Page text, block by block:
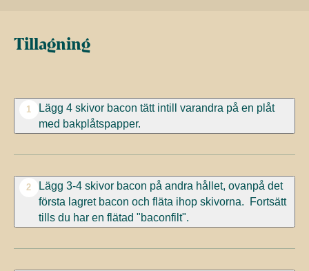
Tillagning
1
Lägg 4 skivor bacon tätt intill varandra på en plåt
med bakplåtspapper.
2
Lägg 3-4 skivor bacon på andra hållet, ovanpå det
första lagret bacon och fläta ihop skivorna. Fortsätt
tills du har en flätad "baconfilt".